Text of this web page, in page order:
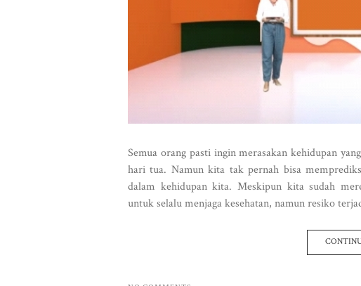
Semua orang pasti ingin merasakan kehidupan
hari tua. Namun kita tak pernah bisa
dalam kehidupan kita. Meskipun kita sudah
untuk selalu menjaga kesehatan, namun resiko